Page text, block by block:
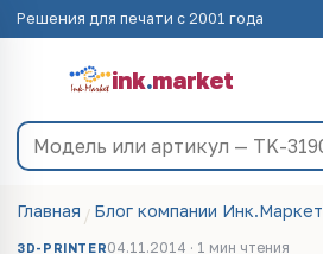
Решения для печати с 2001 года
ink.market
Главная Блог компании Инк.Маркет
3D-PRINTER04.11.2014 · 1 мин чтения